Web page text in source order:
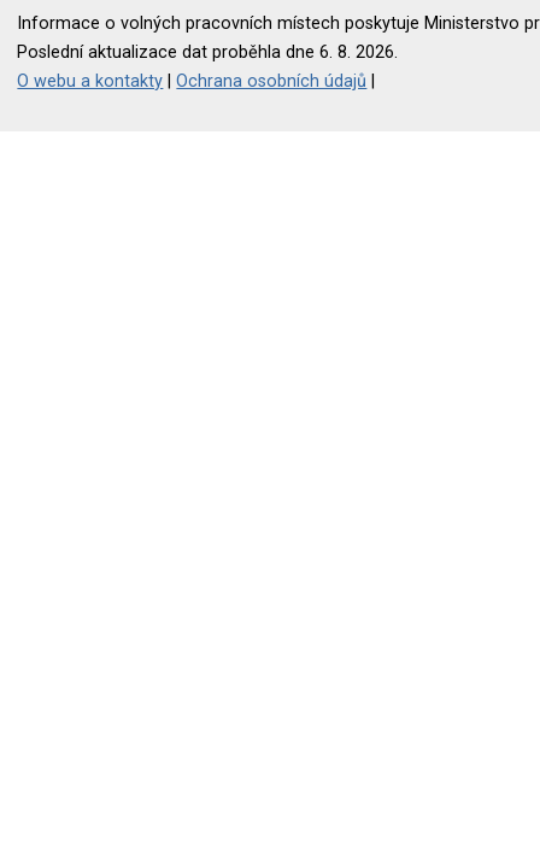
Informace o volných pracovních místech poskytuje Ministerstvo
Poslední aktualizace dat proběhla dne 6. 8. 2026.
O webu a kontakty |Ochrana osobních údajů